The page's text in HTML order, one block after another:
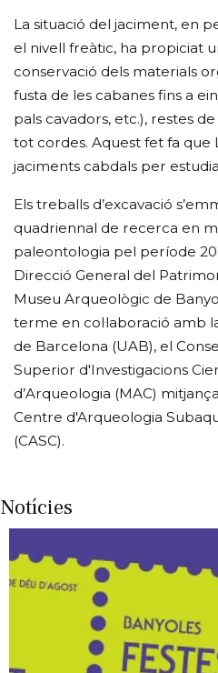
La situació del jaciment, en
el nivell freàtic, ha propiciat
conservació dels materials
fusta de les cabanes fins a
pals cavadors, etc.), restes
tot cordes. Aquest fet fa que
jaciments cabdals per
Els treballs d’excavació
quadriennal de recerca en
paleontologia pel període
Direcció General del
Museu Arqueològic de
terme en col·laboració amb
de Barcelona (UAB), el
Superior d'Investigacions
d’Arqueologia (MAC)
Centre d'Arqueologia
(CASC).
Notícies